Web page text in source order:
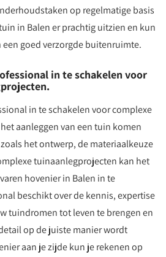
op regelmatige basis
in Balen er prachtig uitzien en kun
goed verzorgde buitenruimte.
in te schakelen voor
in te schakelen voor complexe
aanleggen van een tuin komen
het ontwerp, de materiaalkeuze
tuinaanlegprojecten kan het
hovenier in Balen in te
beschikt over de kennis, expertise
tuindromen tot leven te brengen en
op de juiste manier wordt
aan je zijde kun je rekenen op